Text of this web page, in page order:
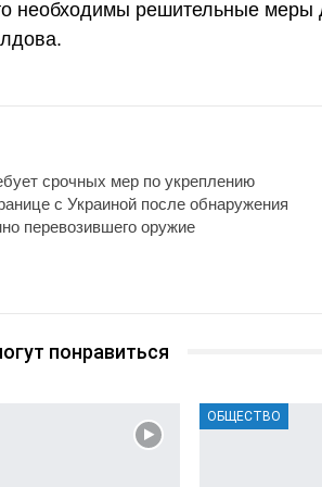
необходимы решительные меры
срочных мер по укреплению
с Украиной после обнаружения
перевозившего оружие
понравиться
ОБЩЕСТВО